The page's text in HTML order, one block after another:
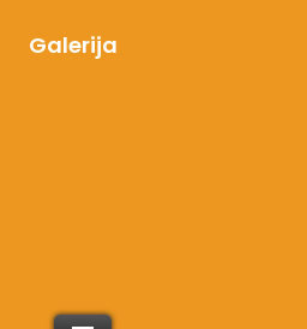
Galerija